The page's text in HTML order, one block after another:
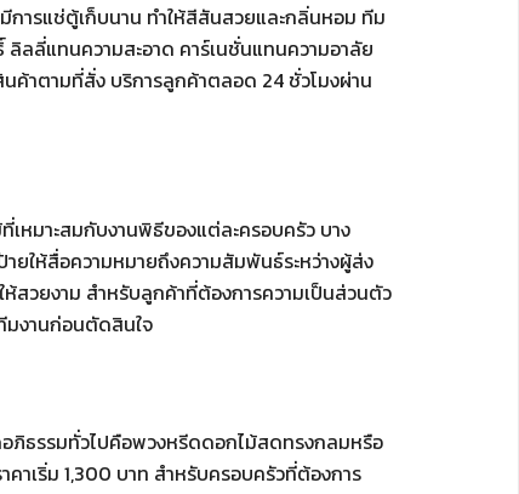
การแช่ตู้เก็บนาน ทำให้สีสันสวยและกลิ่นหอม ทีม
ลลี่แทนความสะอาด คาร์เนชั่นแทนความอาลัย
ค้าตามที่สั่ง บริการลูกค้าตลอด 24 ชั่วโมงผ่าน
หมาะสมกับงานพิธีของแต่ละครอบครัว บาง
ยให้สื่อความหมายถึงความสัมพันธ์ระหว่างผู้ส่ง
สวยงาม สำหรับลูกค้าที่ต้องการความเป็นส่วนตัว
มงานก่อนตัดสินใจ
ภิธรรมทั่วไปคือพวงหรีดดอกไม้สดทรงกลมหรือ
าเริ่ม 1,300 บาท สำหรับครอบครัวที่ต้องการ